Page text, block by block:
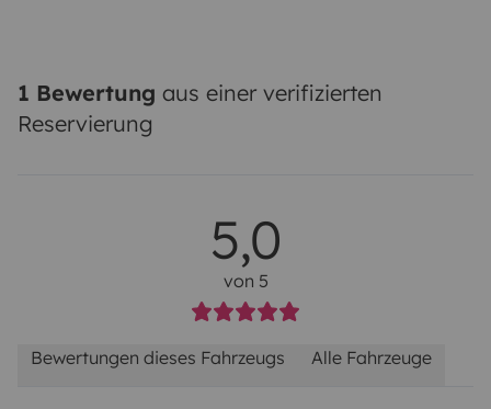
1 Bewertung aus einer verifizierten
Reservierung
5,0
von 5
Bewertungen dieses Fahrzeugs Alle Fahrzeuge